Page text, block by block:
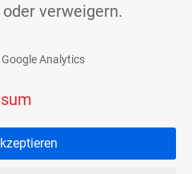
verweigern.
Google Analytics